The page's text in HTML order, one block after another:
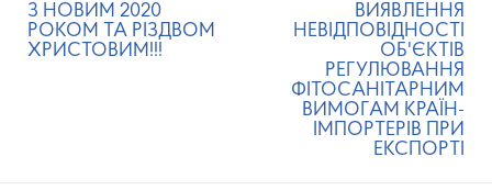
З НОВИМ 2020
РОКОМ ТА РІЗДВОМ
ХРИСТОВИМ!!!
ВИЯВЛЕННЯ
НЕВІДПОВІДНОСТІ
ОБ'ЄКТІВ
РЕГУЛЮВАННЯ
ФІТОСАНІТАРНИМ
ВИМОГАМ КРАЇН-
ІМПОРТЕРІВ ПРИ
ЕКСПОРТІ